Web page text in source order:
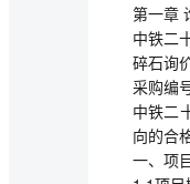
第一章
中铁二
碎石询
采购编
中铁二
向的合
一、项